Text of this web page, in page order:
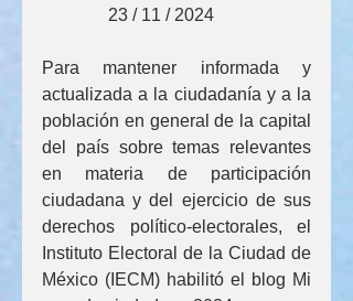
               23 / 11 / 2024
Para mantener informada y
actualizada a la ciudadanía y a la
población en general de la capital
del país sobre temas relevantes
en materia de participación
ciudadana y del ejercicio de sus
derechos político-electorales, el
Instituto Electoral de la Ciudad de
México (IECM) habilitó el blog Mi